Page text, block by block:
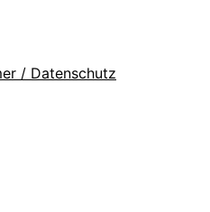
/ Datenschutz